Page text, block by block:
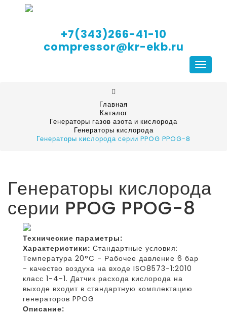
+7(343)266-41-10
compressor@kr-ekb.ru
Главная
Каталог
Генераторы газов азота и кислорода
Генераторы кислорода
Генераторы кислорода серии PPOG PPOG-8
Генераторы кислорода
серии PPOG PPOG-8
Технические параметры:
Характеристики: Стандартные условия:
Температура 20°C - Рабочее давление 6 бар
- качество воздуха на входе ISO8573-1:2010
класс 1-4-1. Датчик расхода кислорода на
выходе входит в стандартную комплектацию
генераторов PPOG
Описание: